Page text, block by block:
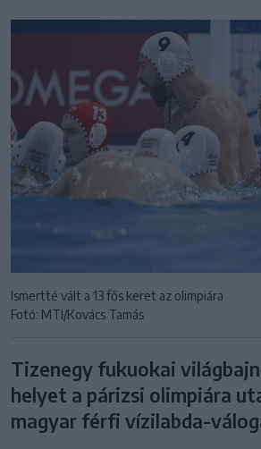
Ismertté vált a 13 fős keret az olimpiára
Fotó: MTI/Kovács Tamás
Tizenegy fukuokai
helyet a párizsi olimpiára
magyar férfi vízilabda-